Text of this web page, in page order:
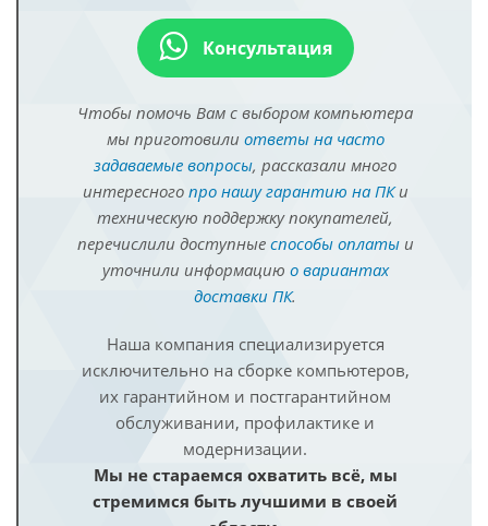
Консультация
Чтобы помочь Вам с выбором компьютера
мы приготовили ответы на часто
задаваемые вопросы, рассказали много
интересного про нашу гарантию на ПКи
техническую поддержку покупателей,
перечислили доступные способы оплатыи
уточнили информацию о вариантах
доставки ПК.
Наша компания специализируется
исключительно на сборке компьютеров,
их гарантийном и постгарантийном
обслуживании, профилактике и
модернизации.
Мы не стараемся охватить всё, мы
стремимся быть лучшими в своей